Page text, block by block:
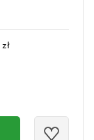
zł